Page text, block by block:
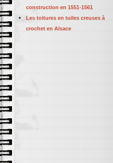
construction en 1551-1561
Les toitures en tuiles creuses à
crochet en Alsace